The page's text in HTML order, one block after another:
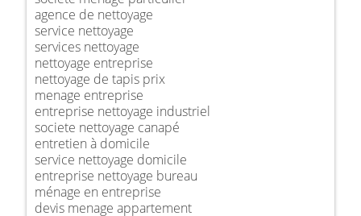
agence de nettoyage
service nettoyage
services nettoyage
nettoyage entreprise
nettoyage de tapis prix
menage entreprise
entreprise nettoyage industriel
societe nettoyage canapé
entretien à domicile
service nettoyage domicile
entreprise nettoyage bureau
ménage en entreprise
devis menage appartement